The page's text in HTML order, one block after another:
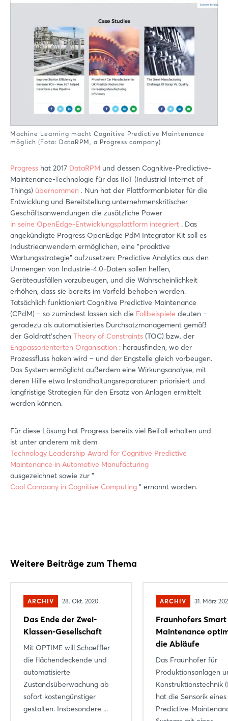
Machine Learning macht Cognitive Predictive Maintenance
möglich (Foto: DataRPM, a Progress company)
Progress hat 2017 DataRPM und dessen Cognitive-Predictive-
Maintenance-Technologie für das IIoT (Industrial Internet of
Things) übernommen . Nun hat der Plattformanbieter für die
Entwicklung und Bereitstellung unternehmenskritischer
Geschäftsanwendungen die zusätzliche Power
in seine OpenEdge-Entwicklungsplattform integriert . Das
angekündigte Progress OpenEdge PdM Integrator Kit soll es
Industrieanwendern ermöglichen, eine "proaktive
Wartungsstrategie" aufzusetzen: Predictive Analytics aus den
Unmengen von Industrie-4.0-Daten sollen helfen,
Geräteausfällen vorzubeugen, und die Wahrscheinlichkeit
erhöhen, dass sie bereits im Vorfeld behoben werden.
Tatsächlich funktioniert Cognitive Predictive Maintenance
(CPdM) – so zumindest lassen sich die Fallbeispiele deuten –
geradezu als automatisiertes Durchsatzmanagement gemäß
der Goldratt’schen Theory of Constraints (TOC) bzw. der
Engpassorienterten Organisation : herausfinden, wo der
Prozessfluss haken wird – und der Engstelle gleich vorbeugen.
Das System ermöglicht außerdem eine Wirkungsanalyse, mit
deren Hilfe etwa Instandhaltungsreparaturen priorisiert und
langfristige Strategien für den Ersatz von Anlagen ermittelt
werden können.
Für diese Lösung hat Progress bereits viel Beifall erhalten und
ist unter anderem mit dem
Technology Leadership Award for Cognitive Predictive
Maintenance in Automotive Manufacturing
ausgezeichnet sowie zur "
Cool Company in Cognitive Computing " ernannt worden.
Weitere Beiträge zum Thema
ARCHIV 28. Okt. 2020
Das Ende der Zwei-
Klassen-Gesellschaft
Mit OPTIME will Schaeffler
die flächendeckende und
automatisierte
Zustandsüberwachung ab
sofort kostengünstiger
gestalten. Insbesondere ...
ARCHIV 31. März
Fraunhofers Smart
Maintenance
die Abläufe
Das Fraunhofer für
Produktionsanlagen
Konstruktionstechnik
hat die Sensorik eines
Predictive-